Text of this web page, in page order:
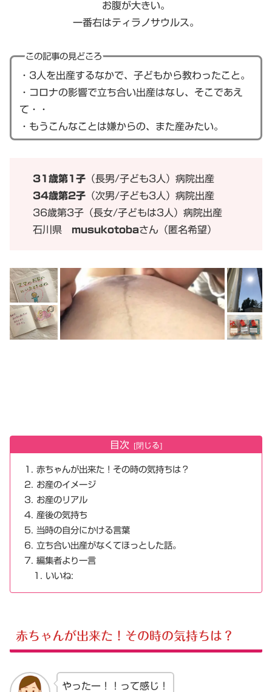
お腹が大きい。
一番右はティラノサウルス。
この記事の見どころ
・3人を出産するなかで、子どもから教わったこと。
・コロナの影響で立ち合い出産はなし、そこであえ
て・・
・もうこんなことは嫌からの、また産みたい。
31歳第1子 （長男/子ども3人）病院出産
34歳第2子 （次男/子ども3人）病院出産
36歳第3子（長女/子どもは3人）病院出産
石川県 musukotobaさん（匿名希望）
目次
赤ちゃんが出来た！その時の気持ちは？
お産のイメージ
お産のリアル
産後の気持ち
当時の自分にかける言葉
立ち合い出産がなくてほっとした話。
編集者より一言
いいね:
赤ちゃんが出来た！その時の気持ちは？
やったー！！って感じ！